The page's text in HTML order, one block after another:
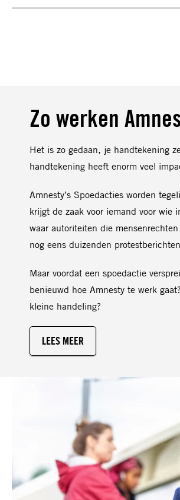
Zo werken
Het is zo gedaan, je handtekening
handtekening heeft enorm veel
Amnesty’s Spoedacties worden
krijgt de zaak voor iemand voor wie
waar autoriteiten die
nog eens duizenden
Maar voordat een spoedactie
benieuwd hoe Amnesty te werk
kleine handeling?
LEES MEER